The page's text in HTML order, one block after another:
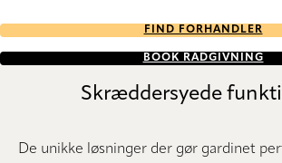
FIND FORHANDLER
BOOK RÅDGIVNING
Skræddersyede
De unikke løsninger der gør gardinet